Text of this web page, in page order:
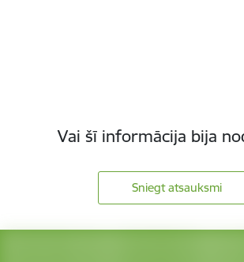
Vai šī informācija bija
Sniegt atsauksmi